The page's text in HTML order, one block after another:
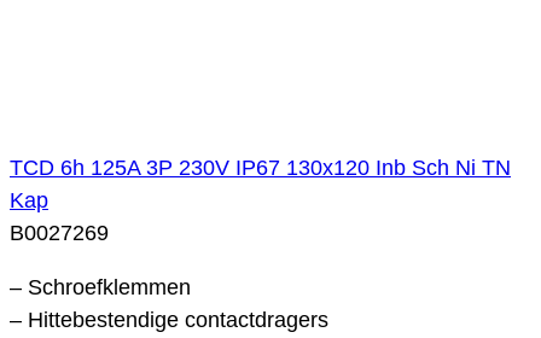
TCD 6h 125A 3P 230V IP67 130x120 Inb Sch Ni TN
Kap
B0027269
– Schroefklemmen
– Hittebestendige contactdragers